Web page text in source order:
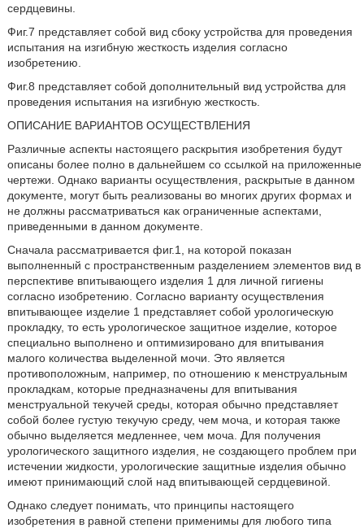
сердцевины.
Фиг.7 представляет собой вид сбоку устройства для проведения
испытания на изгибную жесткость изделия согласно
изобретению.
Фиг.8 представляет собой дополнительный вид устройства для
проведения испытания на изгибную жесткость.
ОПИСАНИЕ ВАРИАНТОВ ОСУЩЕСТВЛЕНИЯ
Различные аспекты настоящего раскрытия изобретения будут
описаны более полно в дальнейшем со ссылкой на приложенные
чертежи. Однако варианты осуществления, раскрытые в данном
документе, могут быть реализованы во многих других формах и
не должны рассматриваться как ограниченные аспектами,
приведенными в данном документе.
Сначала рассматривается фиг.1, на которой показан
выполненный с пространственным разделением элементов вид в
перспективе впитывающего изделия 1 для личной гигиены
согласно изобретению. Согласно варианту осуществления
впитывающее изделие 1 представляет собой урологическую
прокладку, то есть урологическое защитное изделие, которое
специально выполнено и оптимизировано для впитывания
малого количества выделенной мочи. Это является
противоположным, например, по отношению к менструальным
прокладкам, которые предназначены для впитывания
менструальной текучей среды, которая обычно представляет
собой более густую текучую среду, чем моча, и которая также
обычно выделяется медленнее, чем моча. Для получения
урологического защитного изделия, не создающего проблем при
истечении жидкости, урологические защитные изделия обычно
имеют принимающий слой над впитывающей сердцевиной.
Однако следует понимать, что принципы настоящего
изобретения в равной степени применимы для любого типа